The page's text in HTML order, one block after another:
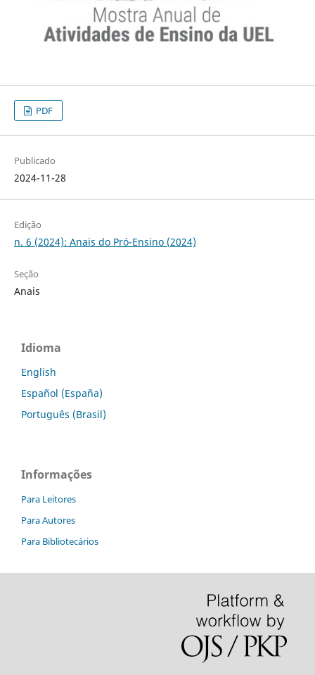
PDF
Publicado
2024-11-28
Edição
n. 6 (2024): Anais do Pró-Ensino (2024)
Seção
Anais
Idioma
English
Español (España)
Português (Brasil)
Informações
Para Leitores
Para Autores
Para Bibliotecários